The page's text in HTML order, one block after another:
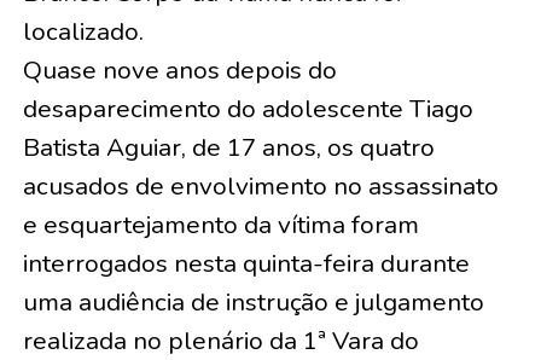
localizado.
Quase nove anos depois do
desaparecimento do adolescente Tiago
Batista Aguiar, de 17 anos, os quatro
acusados de envolvimento no assassinato
e esquartejamento da vítima foram
interrogados nesta quinta-feira durante
uma audiência de instrução e julgamento
realizada no plenário da 1ª Vara do